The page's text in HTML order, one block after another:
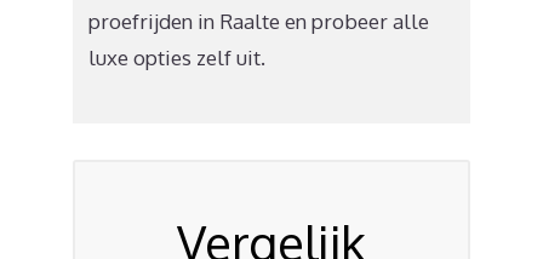
proefrijden in Raalte en probeer alle
luxe opties zelf uit.
Vergelijk